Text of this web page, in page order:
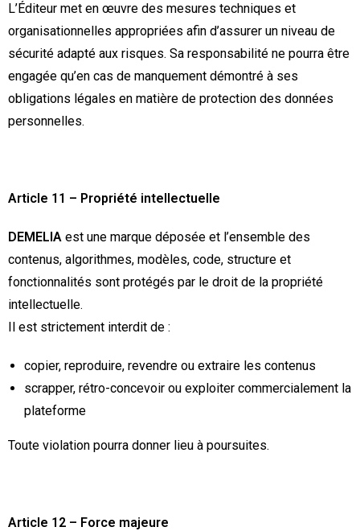
L’Éditeur met en œuvre des mesures techniques et
organisationnelles appropriées afin d’assurer un niveau de
sécurité adapté aux risques. Sa responsabilité ne pourra être
engagée qu’en cas de manquement démontré à ses
obligations légales en matière de protection des données
personnelles.
Article 11 – Propriété intellectuelle
DEMELIA est une marque déposée et l’ensemble des
contenus, algorithmes, modèles, code, structure et
fonctionnalités sont protégés par le droit de la propriété
intellectuelle.
Il est strictement interdit de :
copier, reproduire, revendre ou extraire les contenus
scrapper, rétro-concevoir ou exploiter commercialement la
plateforme
Toute violation pourra donner lieu à poursuites.
Article 12 – Force majeure